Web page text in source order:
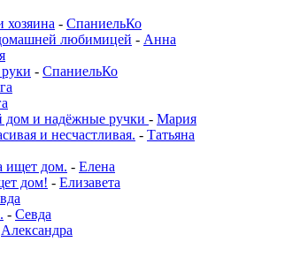
- СпаниельКо
любимицей - Анна
- СпаниельКо
и надёжные ручки - Мария
и несчастливая. - Татьяна
ищет дом. - Елена
дом! - Елизавета
- Севда
Александра